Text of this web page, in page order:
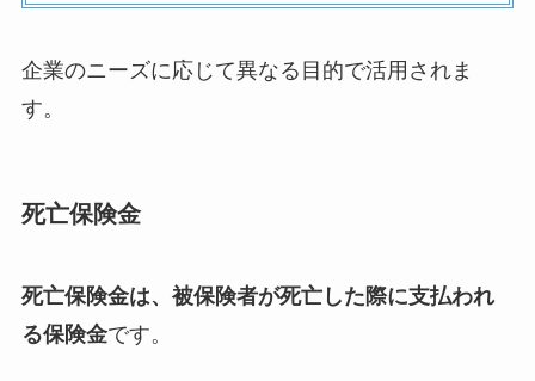
企業のニーズに応じて異なる目的で活用されま
す。
死亡保険金
死亡保険金は、被保険者が死亡した際に支払われ
る保険金です。